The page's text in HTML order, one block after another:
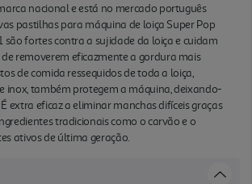
nacional e está no mercado português
pastilhas para máquina de loiça Super Pop
são fortes contra a sujidade da loiça e cuidam
removerem eficazmente a gordura mais
de comida ressequidos de toda a loiça,
inox, também protegem a máquina, deixando-
extra eficaz a eliminar manchas difíceis graças
tradicionais como o carvão e o
ativos de última geração.